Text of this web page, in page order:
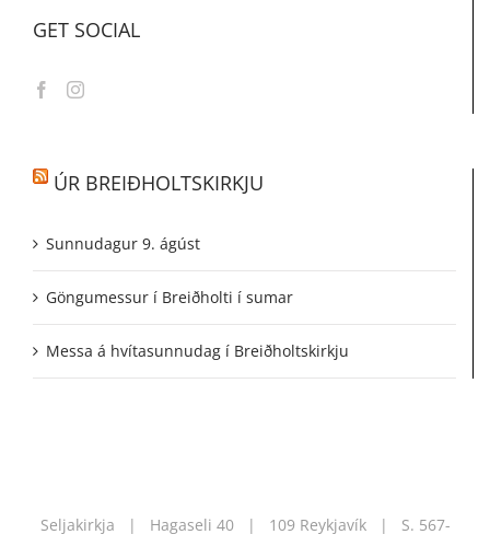
GET SOCIAL
ÚR BREIÐHOLTSKIRKJU
Sunnudagur 9. ágúst
Göngumessur í Breiðholti í sumar
Messa á hvítasunnudag í Breiðholtskirkju
Seljakirkja | Hagaseli 40 | 109 Reykjavík | S. 567-